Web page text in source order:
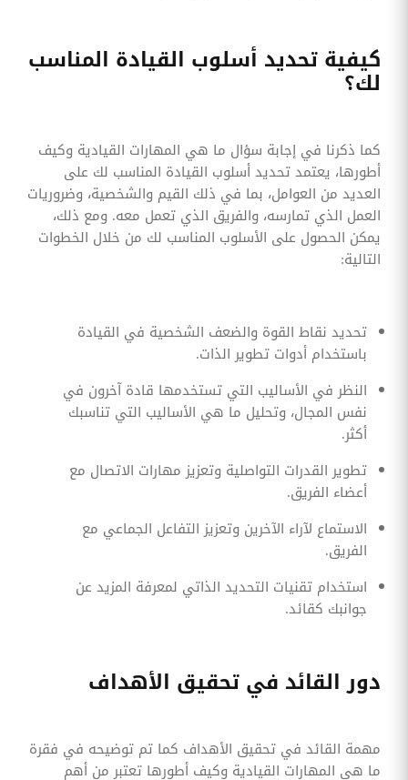
كيفية تحديد أسلوب القيادة المناسب
لك؟
كما ذكرنا في إجابة سؤال ما هي المهارات القيادية وكيف
أطورها، يعتمد تحديد أسلوب القيادة المناسب لك على
العديد من العوامل، بما في ذلك القيم والشخصية، وضروريات
العمل الذي تمارسه، والفريق الذي تعمل معه. ومع ذلك،
يمكن الحصول على الأسلوب المناسب لك من خلال الخطوات
التالية:
تحديد نقاط القوة والضعف الشخصية في القيادة
باستخدام أدوات تطوير الذات.
النظر في الأساليب التي تستخدمها قادة آخرون في
نفس المجال، وتحليل ما هي الأساليب التي تناسبك
أكثر.
تطوير القدرات التواصلية وتعزيز مهارات الاتصال مع
أعضاء الفريق.
الاستماع لآراء الآخرين وتعزيز التفاعل الجماعي مع
الفريق.
استخدام تقنيات التحديد الذاتي لمعرفة المزيد عن
جوانبك كقائد.
دور القائد في تحقيق الأهداف
مهمة القائد في تحقيق الأهداف كما تم توضيحه في فقرة
ما هي المهارات القيادية وكيف أطورها تعتبر من أهم